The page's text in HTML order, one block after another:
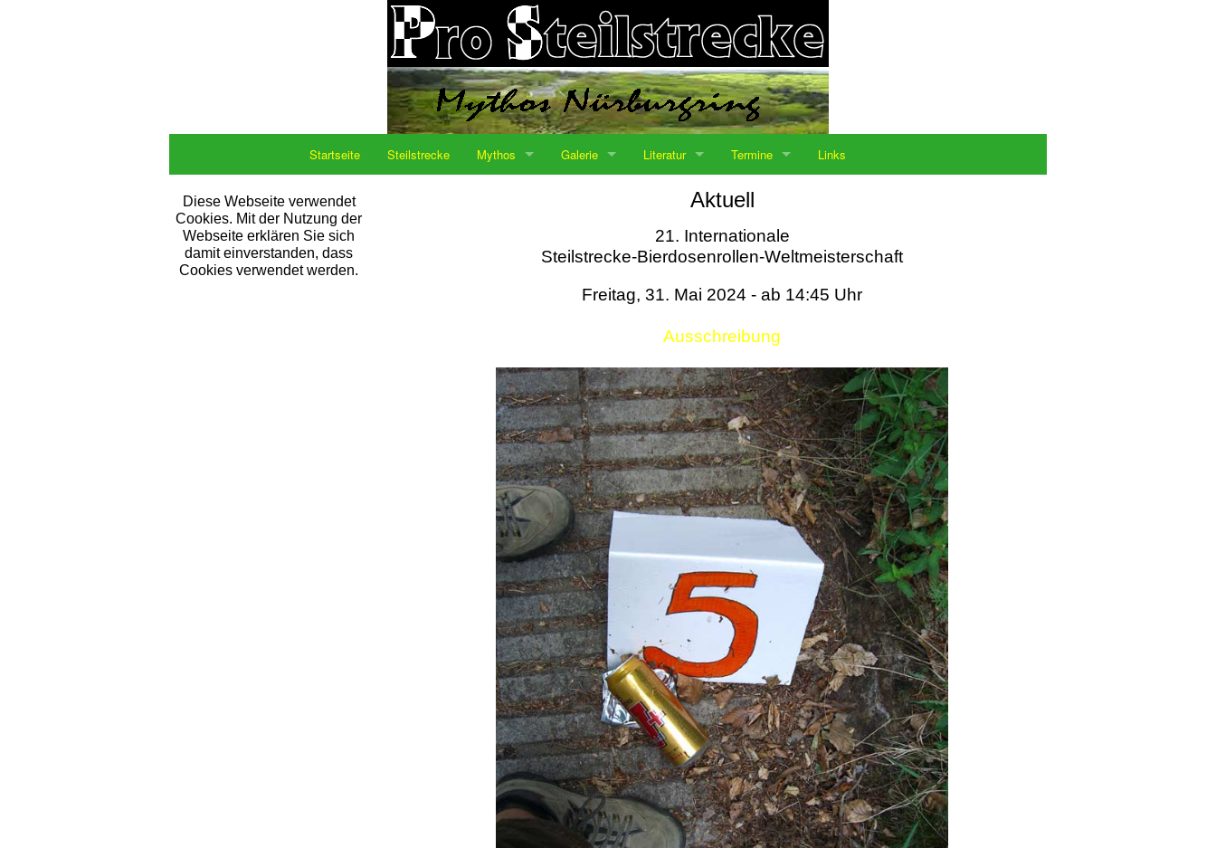
Startseite Steilstrecke Mythos Galerie Literatur Termine Links
Diese Webseite verwendet
Cookies. Mit der Nutzung der
Webseite erklären Sie sich
damit einverstanden, dass
Cookies verwendet werden.
Aktuell
21. Internationale
Steilstrecke-Bierdosenrollen-Weltmeisterschaft
Freitag, 31. Mai 2024 - ab 14:45 Uhr
Ausschreibung